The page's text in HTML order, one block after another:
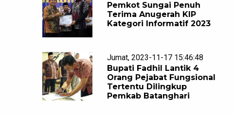
Pemkot Sungai Penuh
Terima Anugerah KIP
Kategori Informatif 2023
Jumat, 2023-11-17 15:46:48
Bupati Fadhil Lantik 4
Orang Pejabat Fungsional
Tertentu Dilingkup
Pemkab Batanghari